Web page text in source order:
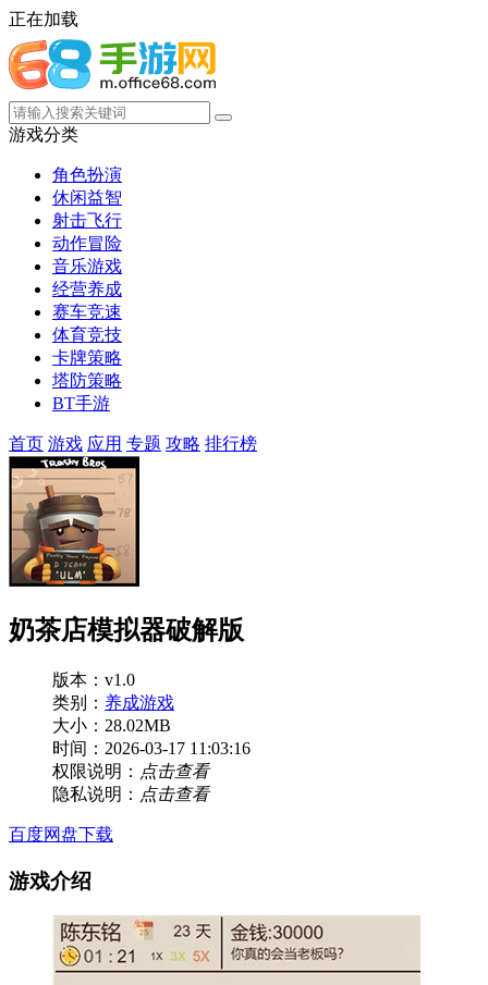
正在加载
游戏分类
角色扮演
休闲益智
射击飞行
动作冒险
音乐游戏
经营养成
赛车竞速
体育竞技
卡牌策略
塔防策略
BT手游
首页 游戏 应用 专题 攻略 排行榜
奶茶店模拟器破解版
版本：v1.0
类别： 养成游戏
大小：28.02MB
时间：2026-03-17 11:03:16
权限说明： 点击查看
隐私说明： 点击查看
百度网盘下载
游戏介绍